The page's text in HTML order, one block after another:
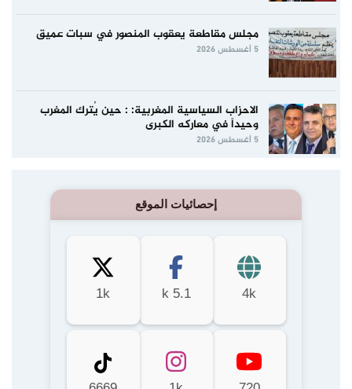
مجلس مقاطعة يعقوب المنصور في سبات عميق
5 أغسطس 2026
الاحزاب السياسية المغربية: : حين يُترك المغرب
وحيداً في معاركه الكبرى
5 أغسطس 2026
إحصائيات الموقع
4k
5.1 k
1k